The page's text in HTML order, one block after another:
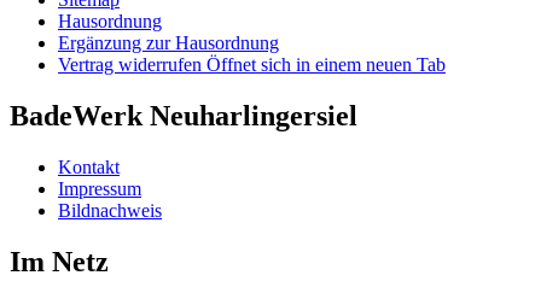
Hausordnung
Ergänzung zur Hausordnung
Vertrag widerrufen Öffnet sich in einem neuen Tab
BadeWerk Neuharlingersiel
Kontakt
Impressum
Bildnachweis
Im Netz